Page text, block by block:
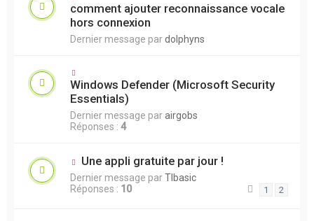
comment ajouter reconnaissance vocale
hors connexion
Dernier message pardolphyns
Windows Defender (Microsoft Security
Essentials)
Dernier message parairgobs
Réponses : 4
Une appli gratuite par jour !
Dernier message parTIbasic
Réponses : 10 1 2